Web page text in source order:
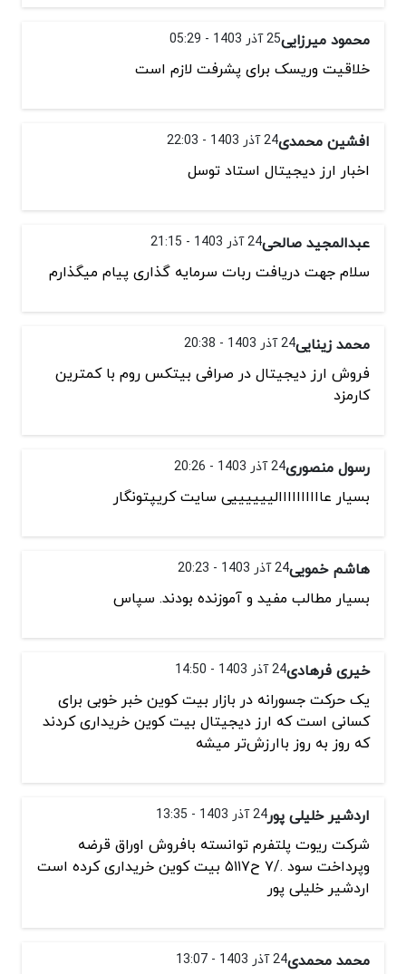
محمود میرزایی25 آذر 1403 - 05:29
خلاقیت وریسک برای پشرفت لازم است
افشین محمدی24 آذر 1403 - 22:03
اخبار ارز دیجیتال استاد توسل
عبدالمجید صالحی24 آذر 1403 - 21:15
سلام جهت دریافت ربات سرمایه گذاری پیام میگذارم
محمد زینایی24 آذر 1403 - 20:38
فروش ارز دیجیتال در صرافی بیتکس روم با کمترین
کارمزد
رسول منصوری24 آذر 1403 - 20:26
بسیار عاااااااااالییییییی سایت کریپتونگار
هاشم خمویی24 آذر 1403 - 20:23
بسیار مطالب مفيد و آموزنده بودند. سپاس
خیری فرهادی24 آذر 1403 - 14:50
یک حرکت جسورانه در بازار بیت کوین خبر خوبی برای
کسانی است که ارز دیجیتال بیت کوین خریداری کردند
که روز به روز باارزش‌تر میشه
اردشیر خلیلی پور24 آذر 1403 - 13:35
شرکت ریوت پلتفرم توانسته بافروش اوراق قرضه
وپرداخت سود ./۷ ح۵۱۱۷ بیت کوین خریداری کرده است
اردشیر خلیلی پور
محمد محمدی24 آذر 1403 - 13:07